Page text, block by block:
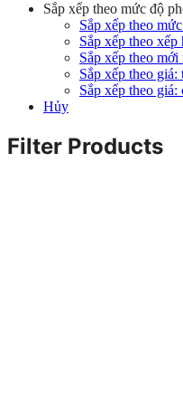
Sắp xếp theo mức độ
Sắp xếp theo
Sắp xếp theo
Sắp xếp theo mới
Sắp xếp theo giá:
Sắp xếp theo giá:
Hủy
Filter Products